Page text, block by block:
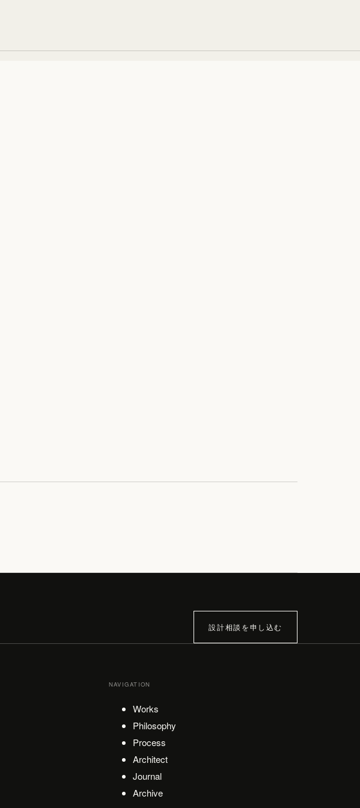
設計相談を申し込む
NAVIGATION
Works
Philosophy
Process
Architect
Journal
Archive